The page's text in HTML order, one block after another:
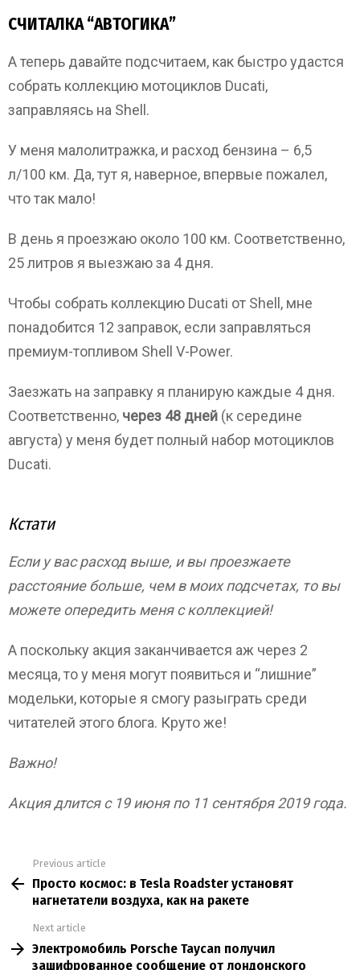
СЧИТАЛКА “АВТОГИКА”
А теперь давайте подсчитаем, как быстро удастся
собрать коллекцию мотоциклов Ducati,
заправляясь на Shell.
У меня малолитражка, и расход бензина – 6,5
л/100 км. Да, тут я, наверное, впервые пожалел,
что так мало!
В день я проезжаю около 100 км. Соответственно,
25 литров я выезжаю за 4 дня.
Чтобы собрать коллекцию Ducati от Shell, мне
понадобится 12 заправок, если заправляться
премиум-топливом Shell V-Power.
Заезжать на заправку я планирую каждые 4 дня.
Соответственно, через 48 дней (к середине
августа) у меня будет полный набор мотоциклов
Ducati.
Кстати
Если у вас расход выше, и вы проезжаете
расстояние больше, чем в моих подсчетах, то вы
можете опередить меня с коллекцией!
А поскольку акция заканчивается аж через 2
месяца, то у меня могут появиться и “лишние”
модельки, которые я смогу разыграть среди
читателей этого блога. Круто же!
Важно!
Акция длится с 19 июня по 11 сентября 2019 года.
more
Previous article
Просто космос: в Tesla Roadster установят
нагнетатели воздуха, как на ракете
Next article
Электромобиль Porsche Taycan получил
зашифрованное сообщение от лондонского